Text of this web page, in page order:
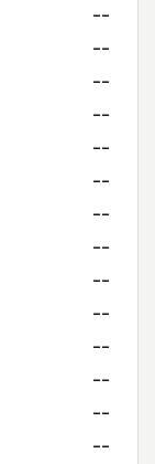
--
--
--
--
--
--
--
--
--
--
--
--
--
--